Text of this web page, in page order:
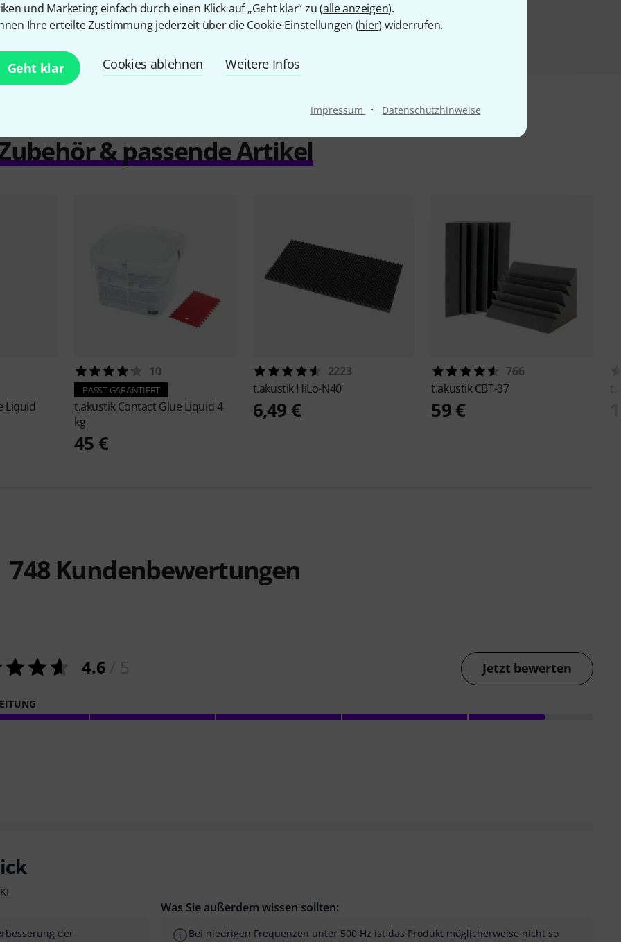
und Marketing einfach durch einen Klick auf „Geht klar“ zu (alle anzeigen).
Ihre erteilte Zustimmung jederzeit über die Cookie-Einstellungen (hier) widerrufen.
Geht klar Cookies ablehnen Weitere Infos
Impressum · Datenschutzhinweise
Vergleichen
& passende Artikel
Liquid
10
PASST GARANTIERT
t.akustikContact Glue Liquid 4
kg
45 €
2223
t.akustikHiLo-N40
6,49 €
766
t.akustikCBT-37
59 €
748 Kundenbewertungen
4.6 Jetzt bewerten
der
Was Sie außerdem wissen sollten:
Bei niedrigen Frequenzen unter 500 Hz ist das Produkt möglicherweise nicht so